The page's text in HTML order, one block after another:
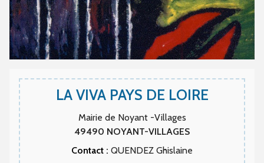
LA VIVA PAYS DE LOIRE
Mairie de Noyant -Villages
49490 NOYANT-VILLAGES
Contact : QUENDEZ Ghislaine